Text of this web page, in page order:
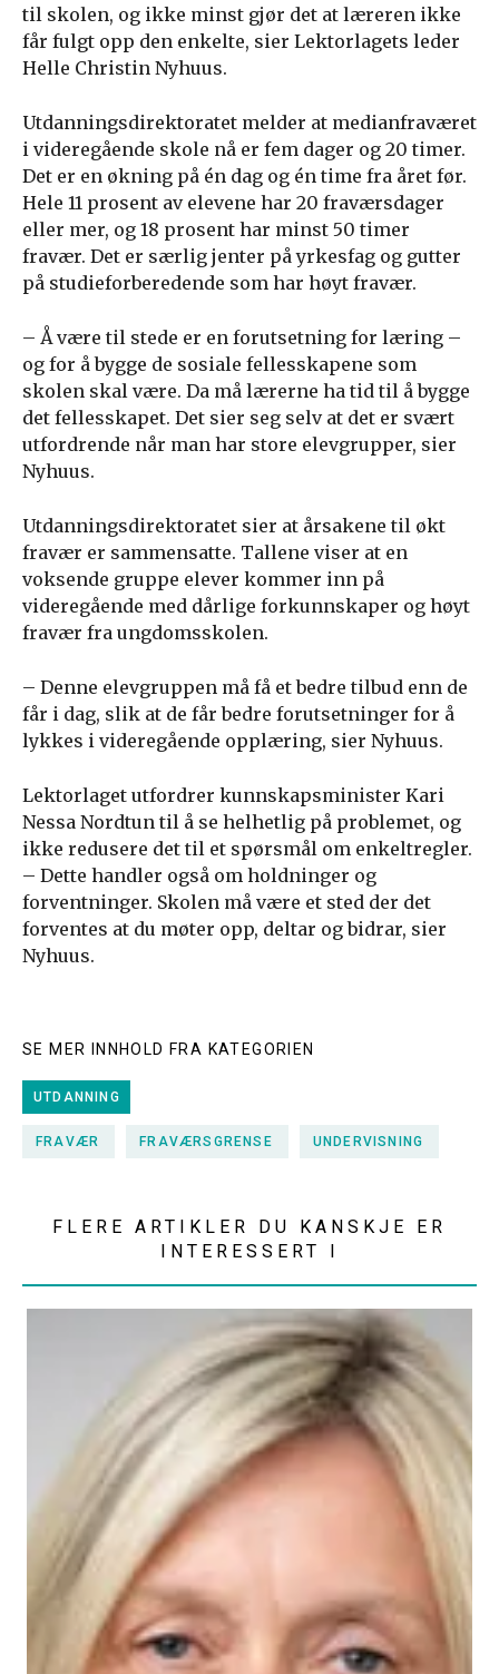
til skolen, og ikke minst gjør det at læreren ikke
får fulgt opp den enkelte, sier Lektorlagets leder
Helle Christin Nyhuus.
Utdanningsdirektoratet melder at medianfraværet
i videregående skole nå er fem dager og 20 timer.
Det er en økning på én dag og én time fra året før.
Hele 11 prosent av elevene har 20 fraværsdager
eller mer, og 18 prosent har minst 50 timer
fravær. Det er særlig jenter på yrkesfag og gutter
på studieforberedende som har høyt fravær.
– Å være til stede er en forutsetning for læring –
og for å bygge de sosiale fellesskapene som
skolen skal være. Da må lærerne ha tid til å bygge
det fellesskapet. Det sier seg selv at det er svært
utfordrende når man har store elevgrupper, sier
Nyhuus.
Utdanningsdirektoratet sier at årsakene til økt
fravær er sammensatte. Tallene viser at en
voksende gruppe elever kommer inn på
videregående med dårlige forkunnskaper og høyt
fravær fra ungdomsskolen.
– Denne elevgruppen må få et bedre tilbud enn de
får i dag, slik at de får bedre forutsetninger for å
lykkes i videregående opplæring, sier Nyhuus.
Lektorlaget utfordrer kunnskapsminister Kari
Nessa Nordtun til å se helhetlig på problemet, og
ikke redusere det til et spørsmål om enkeltregler.
– Dette handler også om holdninger og
forventninger. Skolen må være et sted der det
forventes at du møter opp, deltar og bidrar, sier
Nyhuus.
SE MER INNHOLD FRA KATEGORIEN
UTDANNING
FRAVÆR FRAVÆRSGRENSE UNDERVISNING
FLERE ARTIKLER DU KANSKJE ER
INTERESSERT I